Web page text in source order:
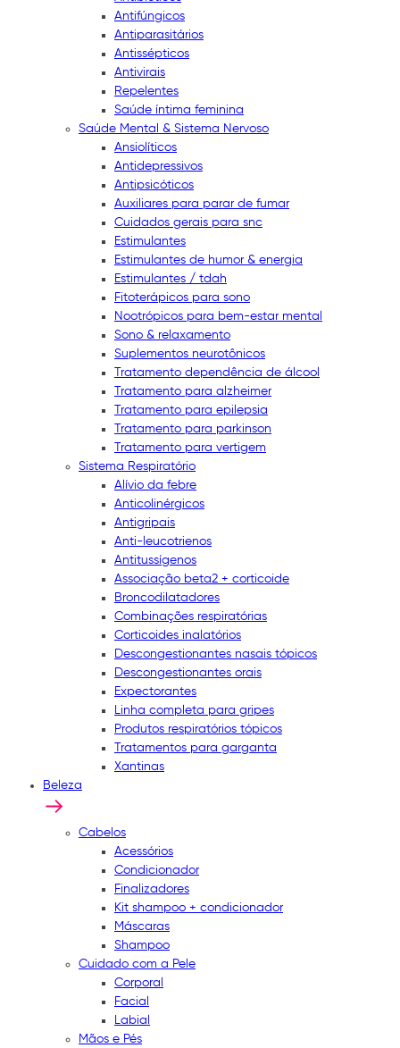
Antifúngicos
Antiparasitários
Antissépticos
Antivirais
Repelentes
Saúde íntima feminina
Saúde Mental & Sistema Nervoso
Ansiolíticos
Antidepressivos
Antipsicóticos
Auxiliares para parar de fumar
Cuidados gerais para snc
Estimulantes
Estimulantes de humor & energia
Estimulantes / tdah
Fitoterápicos para sono
Nootrópicos para bem-estar mental
Sono & relaxamento
Suplementos neurotônicos
Tratamento dependência de álcool
Tratamento para alzheimer
Tratamento para epilepsia
Tratamento para parkinson
Tratamento para vertigem
Sistema Respiratório
Alívio da febre
Anticolinérgicos
Antigripais
Anti-leucotrienos
Antitussígenos
Associação beta2 + corticoide
Broncodilatadores
Combinações respiratórias
Corticoides inalatórios
Descongestionantes nasais tópicos
Descongestionantes orais
Expectorantes
Linha completa para gripes
Produtos respiratórios tópicos
Tratamentos para garganta
Xantinas
Beleza
Cabelos
Acessórios
Condicionador
Finalizadores
Kit shampoo + condicionador
Máscaras
Shampoo
Cuidado com a Pele
Corporal
Facial
Labial
Mãos e Pés